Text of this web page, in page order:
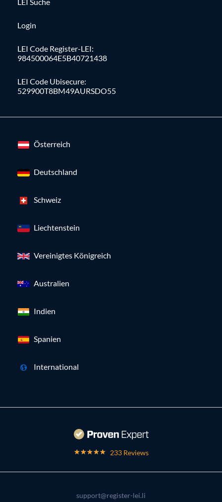
Login
LEI Code Register-LEI:
984500064E5B40721438
LEI Code Ubisecure:
529900T8BM49AURSDO55
Österreich
Deutschland
Schweiz
Liechtenstein
Vereinigtes Königreich
Australien
Indien
Spanien
International
233 Reviews
support@register-lei.li